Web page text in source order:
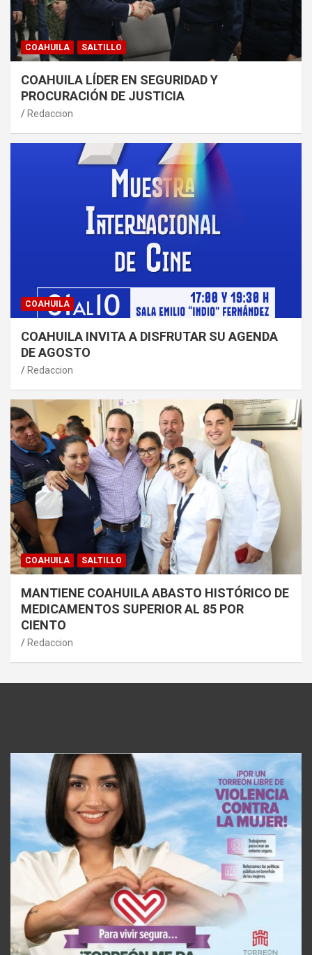
COAHUILA SALTILLO
COAHUILA LÍDER EN SEGURIDAD Y
PROCURACIÓN DE JUSTICIA
Redaccion
COAHUILA
COAHUILA INVITA A DISFRUTAR SU AGENDA
DE AGOSTO
Redaccion
COAHUILA SALTILLO
MANTIENE COAHUILA ABASTO HISTÓRICO DE
MEDICAMENTOS SUPERIOR AL 85 POR
CIENTO
Redaccion